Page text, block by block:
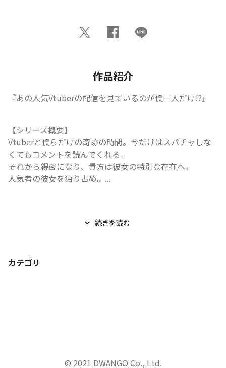
作品紹介
『あの人気Vtuberの配信を見ているのが僕一人だけ!?』
【シリーズ概要】
Vtuberと僕らだけの奇跡の時間。今だけはスパチャしな
くてもコメントを読んでくれる。
それから親密になり、貴方は彼女の特別な存在へ。
人気者の彼女を独り占め。...
続きを読む
カテゴリ
© 2021 DWANGO Co., Ltd.